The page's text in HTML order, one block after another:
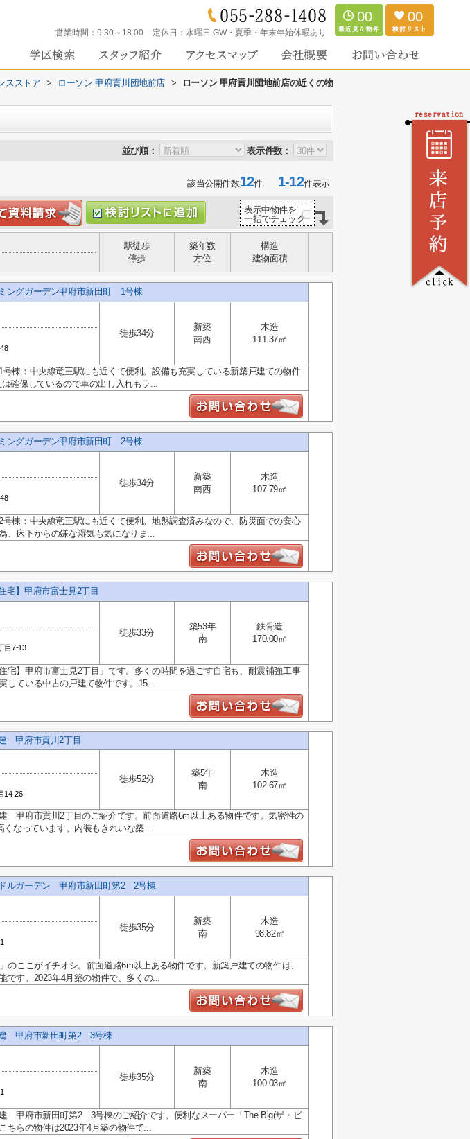
営業時間： 9:30～18:00 定休日： 水曜日 GW・夏季・年末年始休暇あり
00 00
スストア > ローソン 甲府貢川団地前店 >
ローソン 甲府貢川団地前店の近くの物
並び順： 表示件数：
該当公開件数12件1-12件表示
表示中物件を
一括でチェック
駅徒歩
停歩
築年数
方位
構造
建物面積
ングガーデン甲府市新田町 1号棟
徒歩34分
新築
南西
木造
111.37㎡
棟：中央線竜王駅にも近くて便利。設備も充実している新築戸建ての物件
確保しているので車の出し入れもラ...
ングガーデン甲府市新田町 2号棟
徒歩34分
新築
南西
木造
107.79㎡
棟：中央線竜王駅にも近くて便利。地盤調査済みなので、防災面での安心
、床下からの嫌な湿気も気になりま...
宅】甲府市富士見2丁目
目7-13
徒歩33分
築53年
南
鉄骨造
170.00㎡
宅】甲府市富士見2丁目」です。多くの時間を過ごす自宅も、耐震補強工事
している中古の戸建て物件です。15...
甲府市貢川2丁目
14-26
徒歩52分
築5年
南
木造
102.67㎡
甲府市貢川2丁目のご紹介です。前面道路6m以上ある物件です。気密性の
なっています。内装もきれいな築...
ルガーデン 甲府市新田町第2 2号棟
徒歩35分
新築
南
木造
98.82㎡
ここがイチオシ。前面道路6m以上ある物件です。新築戸建ての物件は、
です。2023年4月築の物件で、多くの...
甲府市新田町第2 3号棟
徒歩35分
新築
南
木造
100.03㎡
甲府市新田町第2 3号棟のご紹介です。便利なスーパー「The Big(ザ・ビ
ちらの物件は2023年4月築の物件で...